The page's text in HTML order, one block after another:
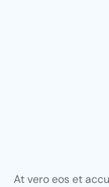
At vero eos et